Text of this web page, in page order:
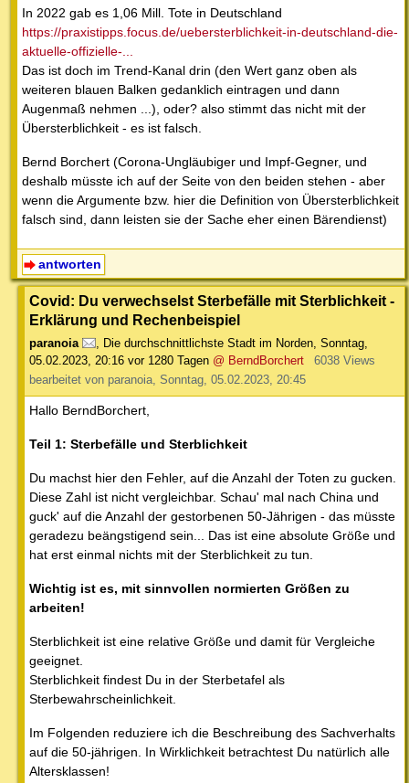
In 2022 gab es 1,06 Mill. Tote in Deutschland
https://praxistipps.focus.de/uebersterblichkeit-in-deutschland-die-
aktuelle-offizielle-...
Das ist doch im Trend-Kanal drin (den Wert ganz oben als
weiteren blauen Balken gedanklich eintragen und dann
Augenmaß nehmen ...), oder? also stimmt das nicht mit der
Übersterblichkeit - es ist falsch.
Bernd Borchert (Corona-Ungläubiger und Impf-Gegner, und
deshalb müsste ich auf der Seite von den beiden stehen - aber
wenn die Argumente bzw. hier die Definition von Übersterblichkeit
falsch sind, dann leisten sie der Sache eher einen Bärendienst)
antworten
Covid: Du verwechselst Sterbefälle mit Sterblichkeit -
Erklärung und Rechenbeispiel
paranoia , Die durchschnittlichste Stadt im Norden, Sonntag,
05.02.2023, 20:16 vor 1280 Tagen @ BerndBorchert
6038 Views
bearbeitet von paranoia, Sonntag, 05.02.2023, 20:45
Hallo BerndBorchert,
Teil 1: Sterbefälle und Sterblichkeit
Du machst hier den Fehler, auf die Anzahl der Toten zu gucken.
Diese Zahl ist nicht vergleichbar. Schau' mal nach China und
guck' auf die Anzahl der gestorbenen 50-Jährigen - das müsste
geradezu beängstigend sein... Das ist eine absolute Größe und
hat erst einmal nichts mit der Sterblichkeit zu tun.
Wichtig ist es, mit sinnvollen normierten Größen zu
arbeiten!
Sterblichkeit ist eine relative Größe und damit für Vergleiche
geeignet.
Sterblichkeit findest Du in der Sterbetafel als
Sterbewahrscheinlichkeit.
Im Folgenden reduziere ich die Beschreibung des Sachverhalts
auf die 50-jährigen. In Wirklichkeit betrachtest Du natürlich alle
Altersklassen!